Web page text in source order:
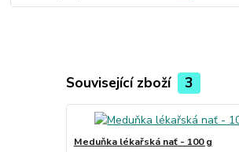
Související zboží 3
Meduňka lékařská nať - 100 g